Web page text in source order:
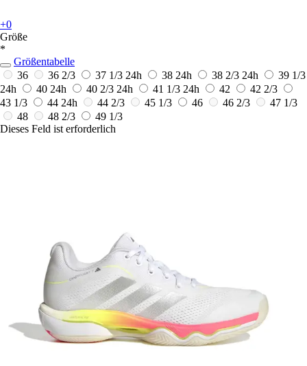
+0
Größe
*
Größentabelle
36
36 2/3 37 1/3 24h 38 24h 38 2/3 24h
39 1/3
24h
40 24h 40 2/3 24h 41 1/3 24h 42
42 2/3
43 1/3
44 24h 44 2/3 45 1/3 46 46 2/3
47 1/3
48
48 2/3
49 1/3
Dieses Feld ist erforderlich